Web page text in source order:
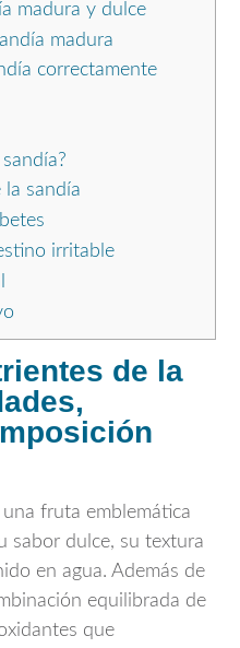
madura y dulce
madura
correctamente
la sandía
irritable
de la
fruta emblemática
sabor dulce, su textura
en agua. Además de
equilibrada de
que